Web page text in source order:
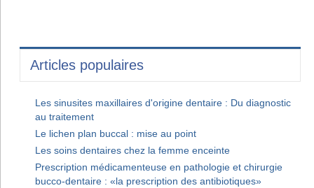
Articles populaires
Les sinusites maxillaires d'origine dentaire : Du diagnostic
au traitement
Le lichen plan buccal : mise au point
Les soins dentaires chez la femme enceinte
Prescription médicamenteuse en pathologie et chirurgie
bucco-dentaire : «la prescription des antibiotiques»